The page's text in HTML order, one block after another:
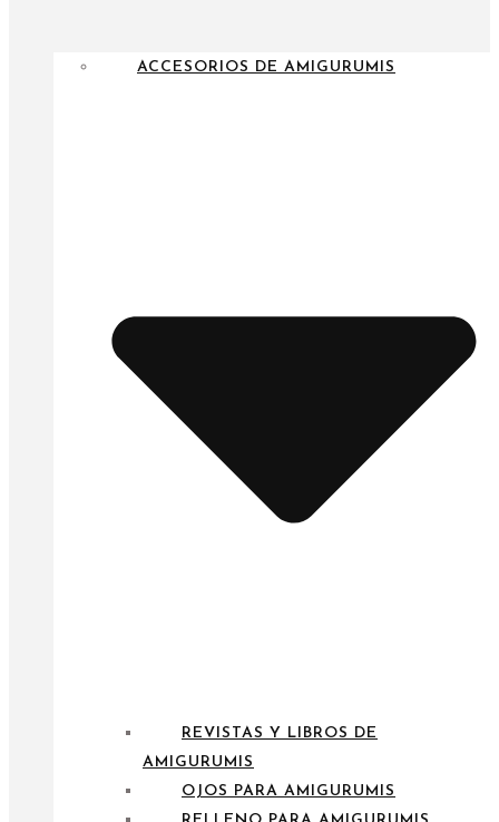
ACCESORIOS DE AMIGURUMIS
REVISTAS Y LIBROS DE
AMIGURUMIS
OJOS PARA AMIGURUMIS